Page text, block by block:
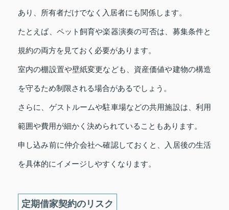
あり、所有者だけでなく入居者にも関係します。
たとえば、ペット飼育や楽器演奏の可否は、募集条件と
規約の両方を見ておく必要があります。
室内の棚設置や壁紙変更なども、資産価値や建物の構造
を守るため制限される場合があるでしょう。
さらに、ゲストルームや駐車場などの共用施設は、利用
範囲や費用が細かく決められていることもあります。
申し込み前に仲介会社へ確認しておくと、入居後の生活
を具体的にイメージしやすくなります。
定期借家契約のリスク